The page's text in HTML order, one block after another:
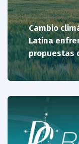
Cambio
Latina
propuestas